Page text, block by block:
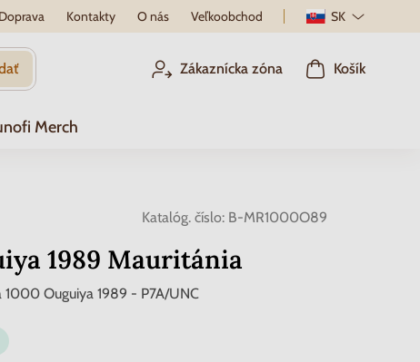
Doprava Kontakty O nás Veľkoobchod SK
Zákaznícka zóna Košík
Merch
Katalóg. číslo: B-MR1000O89
1989 Mauritánia
1000 Ouguiya 1989 - P7A/UNC